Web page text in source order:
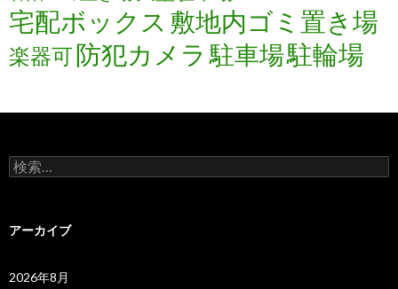
宅配ボックス 敷地内ゴミ置き場
楽器可防犯カメラ 駐車場駐輪場
検
索:
アーカイブ
2026年8月